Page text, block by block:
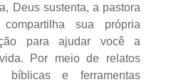
Deus sustenta, a pastora
compartilha sua própria
para ajudar você a
Por meio de relatos
bíblicas e ferramentas